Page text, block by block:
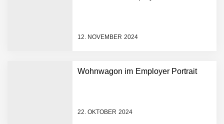
12. NOVEMBER 2024
Wohnwagon im Employer Portrait
22. OKTOBER 2024
Manuel Messner von
Mazing: Verwandelt